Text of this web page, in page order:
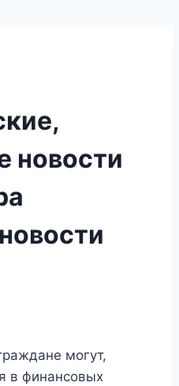
новости
могут,
в финансовых